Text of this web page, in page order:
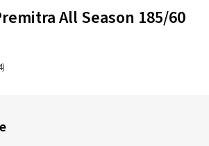
All Season 185/60